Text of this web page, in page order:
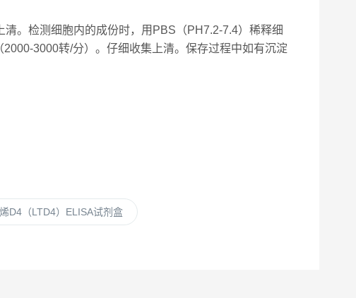
。检测细胞内的成份时，用PBS（PH7.2-7.4）稀释细
3000转/分）。仔细收集上清。保存过程中如有沉淀
D4（LTD4）ELISA试剂盒